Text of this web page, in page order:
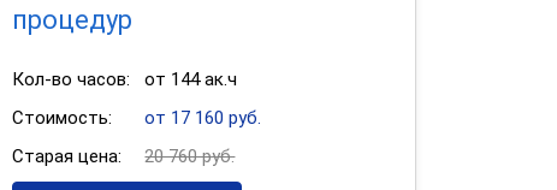
процедур
Кол-во часов:
от 144 ак.ч
Стоимость:
от 17 160 руб.
Старая цена:
20 760 руб.